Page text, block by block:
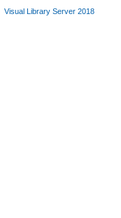
Visual Library Server 2018